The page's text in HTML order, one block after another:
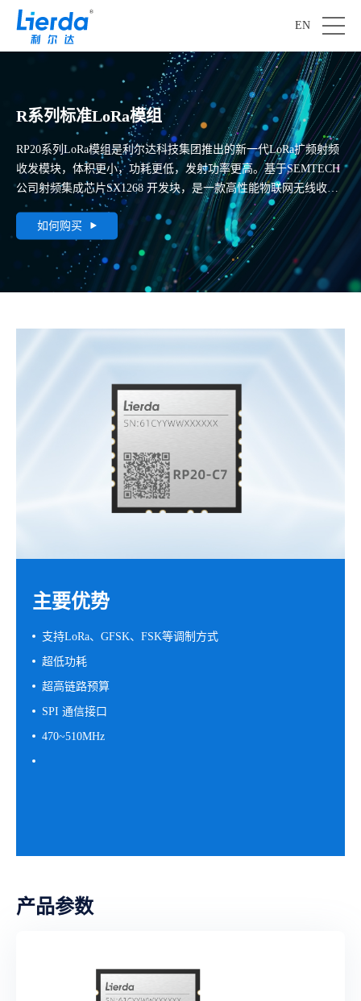
EN
R系列标准LoRa模组
RP20系列LoRa模组是利尔达科技集团推出的新一代LoRa扩频射频
收发模块，体积更小，功耗更低，发射功率更高。基于SEMTECH
公司射频集成芯片SX1268 开发块，是一款高性能物联网无线收发
器，其特殊的LoRa调试方式可大大增加通信距离。
如何购买
主要优势
支持LoRa、GFSK、FSK等调制方式
超低功耗
超高链路预算
SPI 通信接口
470~510MHz
产品参数